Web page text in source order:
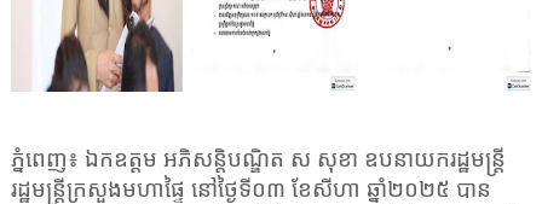
ភ្នំពេញ៖ ឯកឧត្តម អភិសន្តិបណ្ឌិត ស សុខា ឧបនាយករដ្ឋមន្ត្រី
រដ្ឋមន្ត្រីក្រសួងមហាផ្ទៃ នៅថ្ងៃទី០៣ ខែសីហា ឆ្នាំ២០២៥ បាន